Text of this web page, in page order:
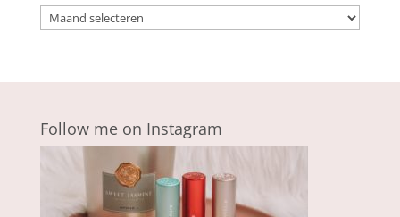
Archieven
Follow me on Instagram